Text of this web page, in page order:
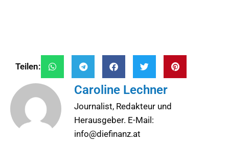
Teilen:
Caroline Lechner
Journalist, Redakteur und
Herausgeber. E-Mail:
info@diefinanz.at